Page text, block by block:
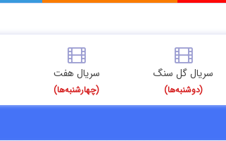
سریال گل سنگ
(دوشنبه‌ها)
سریال هفت
(چهارشنبه‌ها)